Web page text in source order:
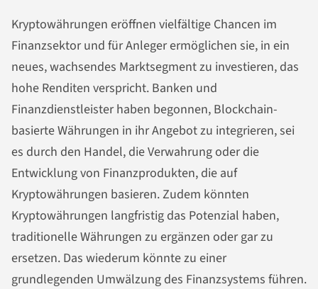
Kryptowährungen eröffnen vielfältige Chancen im
Finanzsektor und für Anleger ermöglichen sie, in ein
neues, wachsendes Marktsegment zu investieren, das
hohe Renditen verspricht. Banken und
Finanzdienstleister haben begonnen, Blockchain-
basierte Währungen in ihr Angebot zu integrieren, sei
es durch den Handel, die Verwahrung oder die
Entwicklung von Finanzprodukten, die auf
Kryptowährungen basieren. Zudem könnten
Kryptowährungen langfristig das Potenzial haben,
traditionelle Währungen zu ergänzen oder gar zu
ersetzen. Das wiederum könnte zu einer
grundlegenden Umwälzung des Finanzsystems führen.